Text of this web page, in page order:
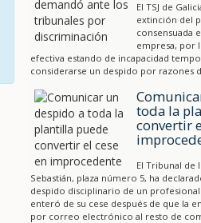
El TSJ de
extinción del
consensuada
empresa, por
efectiva estando de incapacidad
considerarse un despido por razones
toda la
convertir
El Tribunal de
Sebastián, plaza número 5, ha
despido disciplinario de un
enteró de su cese después de que la
por correo electrónico al resto de